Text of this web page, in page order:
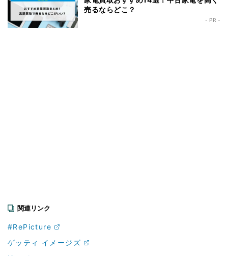
売るならどこ？
- PR -
関連リンク
#RePicture
ゲッティ イメージズ